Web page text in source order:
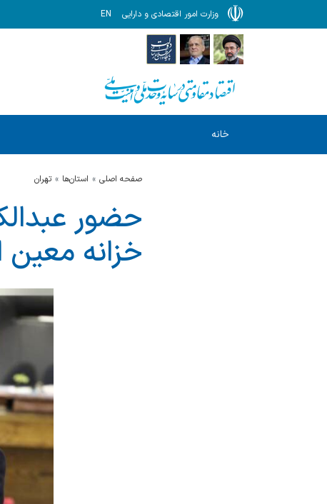
وزارت امور اقتصادی و دارایی EN
خانه
صفحه اصلی استان‌ها تهران
حضور
خزانه